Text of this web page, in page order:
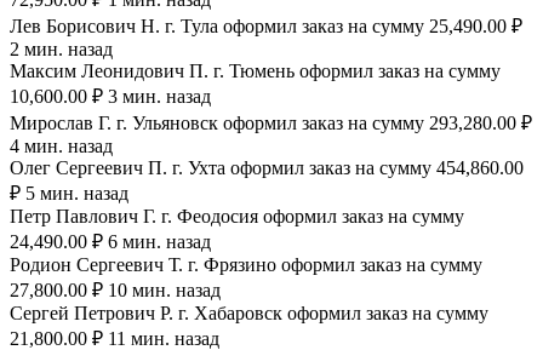
Лев Борисович Н. г. Тула оформил заказ на сумму 25,490.00 ₽
2 мин. назад
Максим Леонидович П. г. Тюмень оформил заказ на сумму
10,600.00 ₽ 3 мин. назад
Мирослав Г. г. Ульяновск оформил заказ на сумму 293,280.00 ₽
4 мин. назад
Олег Сергеевич П. г. Ухта оформил заказ на сумму 454,860.00
₽ 5 мин. назад
Петр Павлович Г. г. Феодосия оформил заказ на сумму
24,490.00 ₽ 6 мин. назад
Родион Сергеевич Т. г. Фрязино оформил заказ на сумму
27,800.00 ₽ 10 мин. назад
Сергей Петрович Р. г. Хабаровск оформил заказ на сумму
21,800.00 ₽ 11 мин. назад